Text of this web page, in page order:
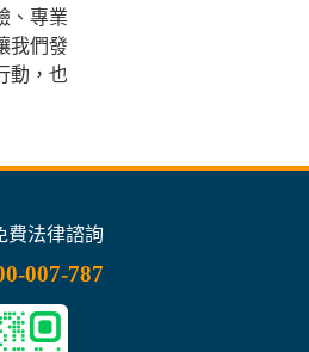
、專業
我們發
動，也
費法律諮詢
007-787